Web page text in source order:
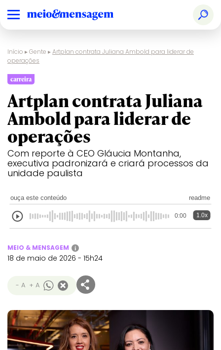
Início ▸Gente ▸Artplan contrata Juliana Ambold para liderar de
operações
carreira
Artplan contrata Juliana
Ambold para liderar de
operações
Com reporte à CEO Gláucia Montanha,
executiva padronizará e criará processos da
unidade paulista
ouça este conteúdo readme
0:00 1.0x
MEIO & MENSAGEM i
18 de maio de 2026 - 15h24
- A + A